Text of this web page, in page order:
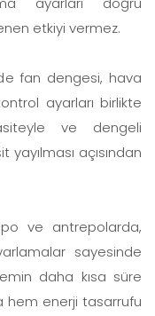
etkiyi vermez.
fan dengesi, hava
ayarları birlikte
ve dengeli
yayılması açısından
ve antrepolarda,
sayesinde
daha kısa süre
hem enerji tasarrufu